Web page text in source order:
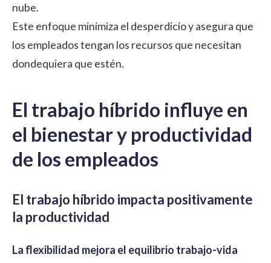
nube.
Este enfoque minimiza el desperdicio y asegura que
los empleados tengan los recursos que necesitan
dondequiera que estén.
El trabajo híbrido influye en
el bienestar y productividad
de los empleados
El trabajo híbrido impacta positivamente
la productividad
La flexibilidad mejora el equilibrio trabajo-vida